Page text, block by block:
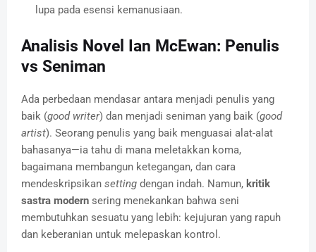
lupa pada esensi kemanusiaan.
Analisis Novel Ian McEwan: Penulis
vs Seniman
Ada perbedaan mendasar antara menjadi penulis yang
baik (good writer) dan menjadi seniman yang baik (good
artist). Seorang penulis yang baik menguasai alat-alat
bahasanya—ia tahu di mana meletakkan koma,
bagaimana membangun ketegangan, dan cara
mendeskripsikan setting dengan indah. Namun, kritik
sastra modern sering menekankan bahwa seni
membutuhkan sesuatu yang lebih: kejujuran yang rapuh
dan keberanian untuk melepaskan kontrol.